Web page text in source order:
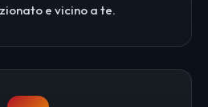
e vicino a te.